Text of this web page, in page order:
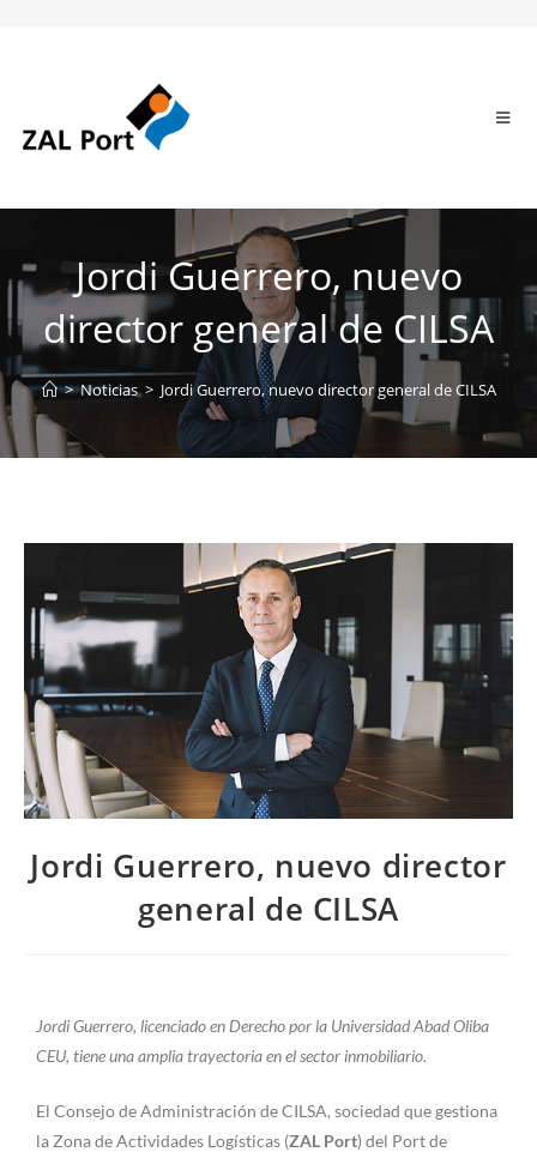
Jordi Guerrero, nuevo
director general de CILSA
> Noticias > Jordi Guerrero, nuevo director general de CILSA
Jordi Guerrero, nuevo director
general de CILSA
Jordi Guerrero, licenciado en Derecho por la Universidad Abad Oliba
CEU, tiene una amplia trayectoria en el sector inmobiliario.
El Consejo de Administración de CILSA, sociedad que gestiona
la Zona de Actividades Logísticas (ZAL Port) del Port de